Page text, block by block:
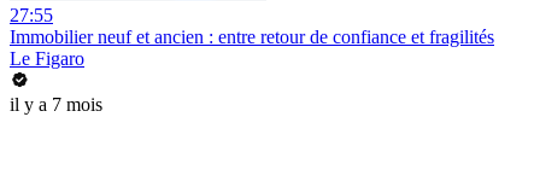
27:55
Immobilier neuf et ancien : entre retour de confiance et fragilités
Le Figaro
il y a 7 mois